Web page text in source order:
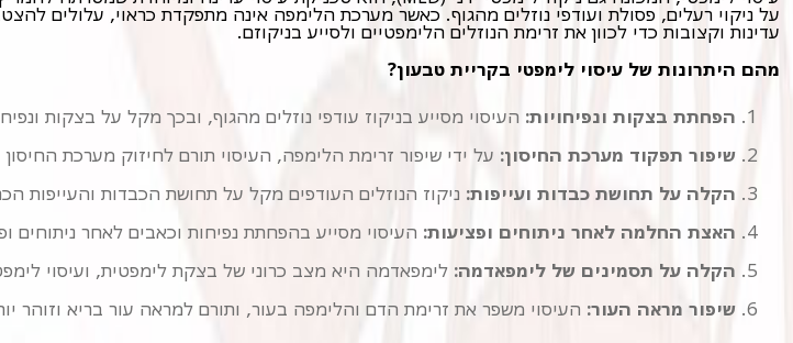
עדינות וקצובות כדי לכוון את זרימת הנוזלים הלימפטיים ולסייע בניקוזם.
מהם היתרונות של עיסוי לימפטי בקריית טבעון?
הפחתת בצקות ונפיחויות: העיסוי מסייע בניקוז עודפי נוזלים מהגוף, ובכך מקל על בצקות
שיפור תפקוד מערכת החיסון: על ידי שיפור זרימת הלימפה, העיסוי תורם לחיזוק מערכת החיסון
הקלה על תחושת כבדות ועייפות: ניקוז הנוזלים העודפים מקל על תחושת הכבדות והעייפות
האצת החלמה לאחר ניתוחים ופציעות: העיסוי מסייע בהפחתת נפיחות וכאבים לאחר ניתוחים
הקלה על תסמינים של לימפאדמה: לימפאדמה היא מצב כרוני של בצקת לימפטית, ועיסוי
שיפור מראה העור: העיסוי משפר את זרימת הדם והלימפה בעור, ותורם למראה עור בריא וזוהר